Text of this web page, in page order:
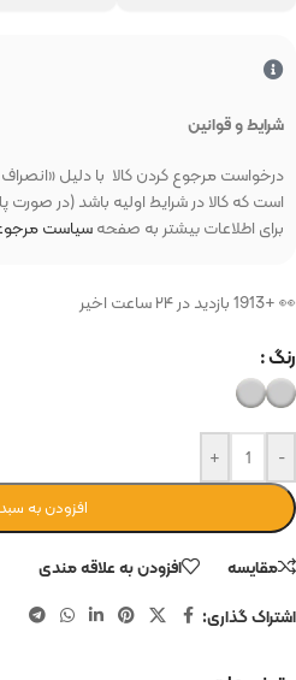
شرایط و قوانین
درخواست مرجوع کردن کالا با دلیل «انصراف
است که کالا در شرایط اولیه باشد (در صورت
برای اطلاعات بیشتر به صفحهسیاست
👀 +1913 بازدید در ۲۴ ساعت اخیر
رنگ
-
+
افزودن به
مقایسه
افزودن به علاقه مندی
اشتراک گذاری: